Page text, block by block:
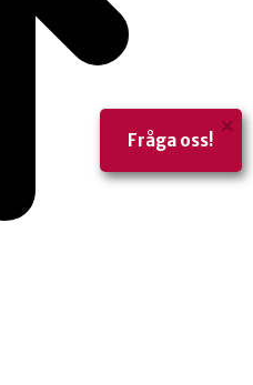
Fråga oss!
×